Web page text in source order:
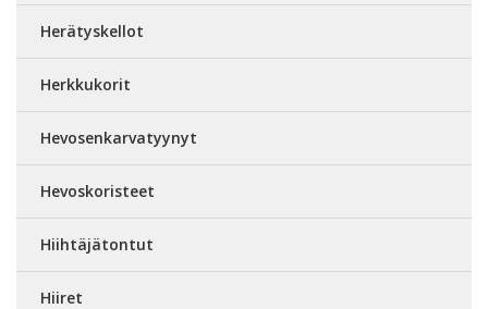
Herätyskellot
Herkkukorit
Hevosenkarvatyynyt
Hevoskoristeet
Hiihtäjätontut
Hiiret